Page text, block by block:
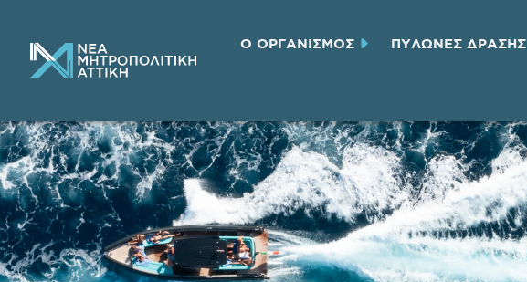
Ο ΟΡΓΑΝΙΣΜΟΣ ΠΥΛΩΝΕΣ ΔΡΑΣΗΣ